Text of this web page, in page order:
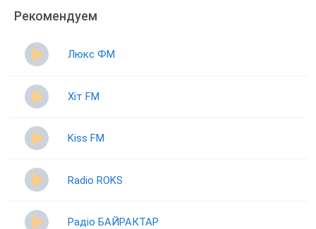
Рекомендуем
Люкс ФМ
Хіт FM
Kiss FM
Radio ROKS
Радіо БАЙРАКТАР